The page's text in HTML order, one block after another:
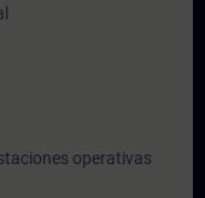
operativas